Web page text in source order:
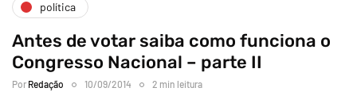
política
Antes de votar saiba como funciona o
Congresso Nacional – parte II
Por Redação 10/09/2014 2 min leitura